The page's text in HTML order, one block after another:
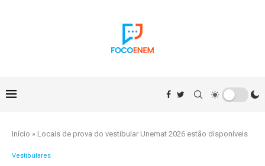
Início » Locais de prova do vestibular Unemat 2026 estão disponíveis
Vestibulares